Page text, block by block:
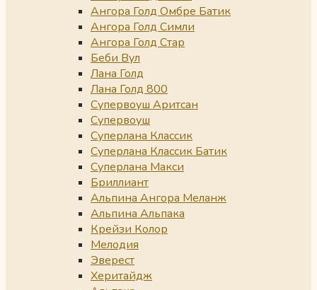
Ангора Голд Омбре Батик
Ангора Голд Симли
Ангора Голд Стар
Беби Вул
Лана Голд
Лана Голд 800
Супервоуш Аритсан
Супервоуш
Суперлана Классик
Суперлана Классик Батик
Суперлана Макси
Бриллиант
Альпина Ангора Меланж
Альпина Альпака
Крейзи Колор
Мелодия
Эверест
Херитайдж